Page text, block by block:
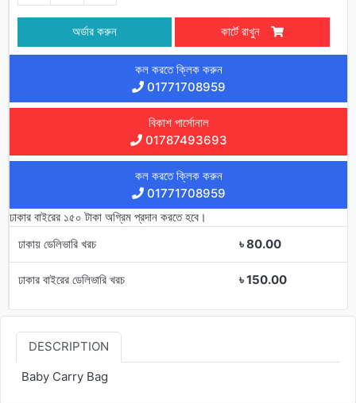
অর্ডার করুন কার্টে রাখুন
কল করতে ক্লিক করুন
01771708959
বিকাশ পার্সোনাল
01787493693
কল করতে ক্লিক করুন
01771708959
ঢাকার বাইরের ১৫০ টাকা অগ্রিম প্রদান করতে হবে।
ঢাকায় ডেলিভারি খরচ
৳ 80.00
ঢাকার বাইরের ডেলিভারি খরচ ৳ 150.00
DESCRIPTION
Baby Carry Bag